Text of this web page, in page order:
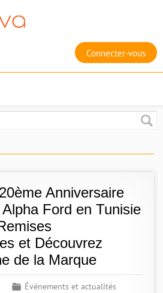
Connecter-vous
Anniversaire
Ford en Tunisie
et Découvrez
de la Marque
Événements et actualités